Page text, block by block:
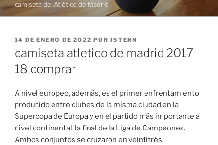
camiseta del Atlético de Madrid.
PUBLICADO
14 DE ENERO DE 2022 POR ISTERN
camiseta atletico de madrid 2017
18 comprar
A nivel europeo, además, es el primer enfrentamiento
producido entre clubes de la misma ciudad en la
Supercopa de Europa y en el partido más importante a
nivel continental, la final de la Liga de Campeones.
Ambos conjuntos se cruzaron en veintitrés